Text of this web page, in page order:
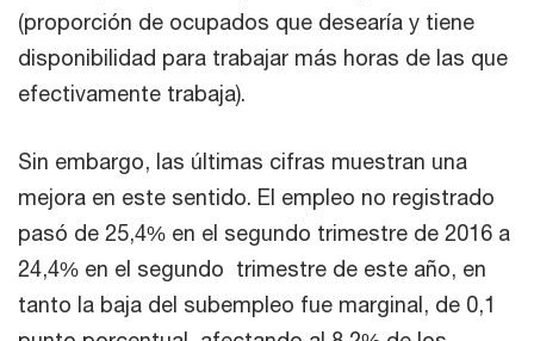
(proporción de ocupados que desearía y tiene
disponibilidad para trabajar más horas de las que
efectivamente trabaja).
Sin embargo, las últimas cifras muestran una
mejora en este sentido. El empleo no registrado
pasó de 25,4% en el segundo trimestre de 2016 a
24,4% en el segundo trimestre de este año, en
tanto la baja del subempleo fue marginal, de 0,1